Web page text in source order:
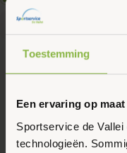
Toestemming
Een ervaring op maat
Sportservice de
technologieën.
0 min 21 april, 2026
Latin van